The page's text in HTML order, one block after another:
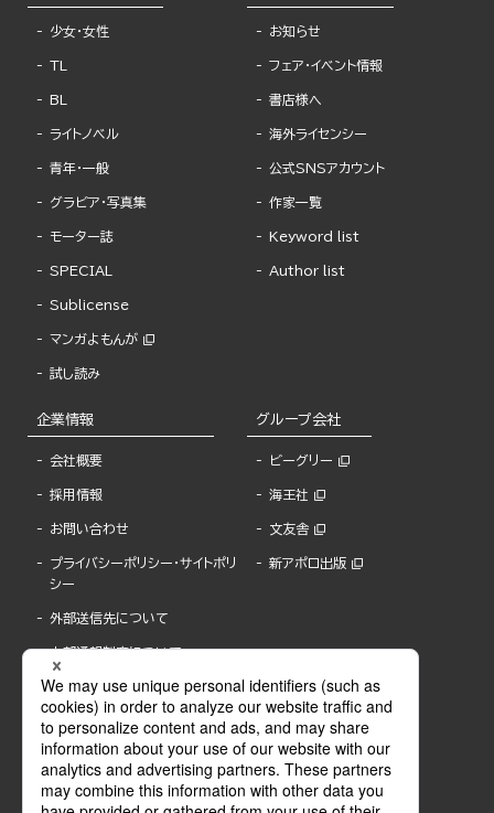
少女・女性
TL
BL
ライトノベル
青年・一般
グラビア・写真集
モーター誌
SPECIAL
Sublicense
マンガよもんが
試し読み
お知らせ
フェア・イベント情報
書店様へ
海外ライセンシー
公式SNSアカウント
作家一覧
Keyword list
Author list
企業情報
会社概要
採用情報
お問い合わせ
プライバシーポリシー・サイトポリ
シー
外部送信先について
内部通報制度について
グループ会社
ビーグリー
海王社
文友舎
新アポロ出版